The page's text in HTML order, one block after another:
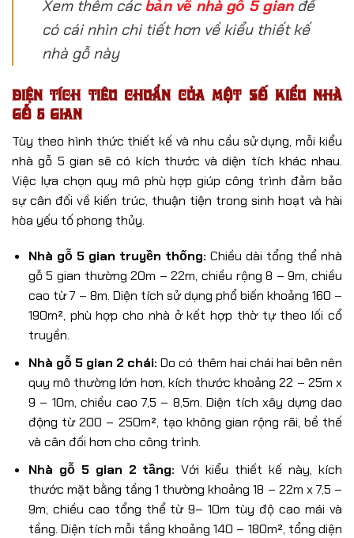
Xem thêm cácbản vẽ nhà gỗ 5 gianđể
có cái nhìn chi tiết hơn về kiểu thiết kế
nhà gỗ này
Diện tích tiêu chuẩn của một số kiểu nhà
gỗ 5 gian
Tùy theo hình thức thiết kế và nhu cầu sử dụng, mỗi kiểu
nhà gỗ 5 gian sẽ có kích thước và diện tích khác nhau.
Việc lựa chọn quy mô phù hợp giúp công trình đảm bảo
sự cân đối về kiến trúc, thuận tiện trong sinh hoạt và hài
hòa yếu tố phong thủy.
Nhà gỗ 5 gian truyền thống: Chiều dài tổng thể nhà
gỗ 5 gian thường 20m – 22m, chiều rộng 8 – 9m, chiều
cao từ 7 – 8m. Diện tích sử dụng phổ biến khoảng 160 –
190m², phù hợp cho nhà ở kết hợp thờ tự theo lối cổ
truyền.
Nhà gỗ 5 gian 2 chái: Do có thêm hai chái hai bên nên
quy mô thường lớn hơn, kích thước khoảng 22 – 25m x
9 – 10m, chiều cao 7,5 – 8,5m. Diện tích xây dựng dao
động từ 200 – 250m², tạo không gian rộng rãi, bề thế
và cân đối hơn cho công trình.
Nhà gỗ 5 gian 2 tầng: Với kiểu thiết kế này, kích
thước mặt bằng tầng 1 thường khoảng 18 – 22m x 7,5 –
9m, chiều cao tổng thể từ 9– 10m tùy độ cao mái và
tầng. Diện tích mỗi tầng khoảng 140 – 180m², tổng diện